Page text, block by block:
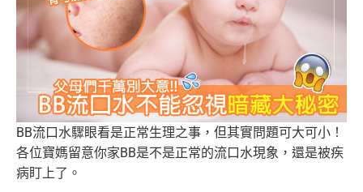
BB流口水驟眼看是正常生理之事，但其實問題可大可小！
各位寶媽留意你家BB是不是正常的流口水現象，還是被疾
病盯上了。